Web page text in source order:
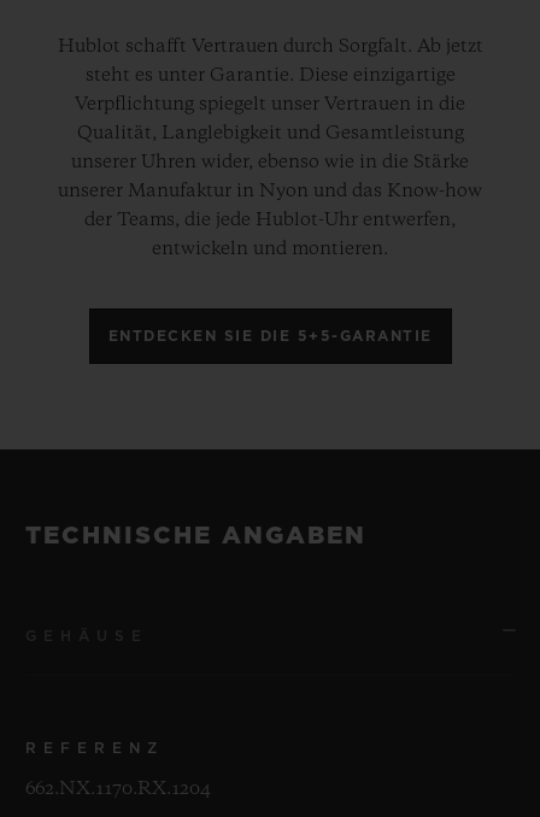
Hublot schafft Vertrauen durch Sorgfalt. Ab jetzt
steht es unter Garantie. Diese einzigartige
Verpflichtung spiegelt unser Vertrauen in die
Qualität, Langlebigkeit und Gesamtleistung
unserer Uhren wider, ebenso wie in die Stärke
unserer Manufaktur in Nyon und das Know-how
der Teams, die jede Hublot-Uhr entwerfen,
entwickeln und montieren.
ENTDECKEN SIE DIE 5+5-GARANTIE
TECHNISCHE ANGABEN
REFERENZ
662.NX.1170.RX.1204